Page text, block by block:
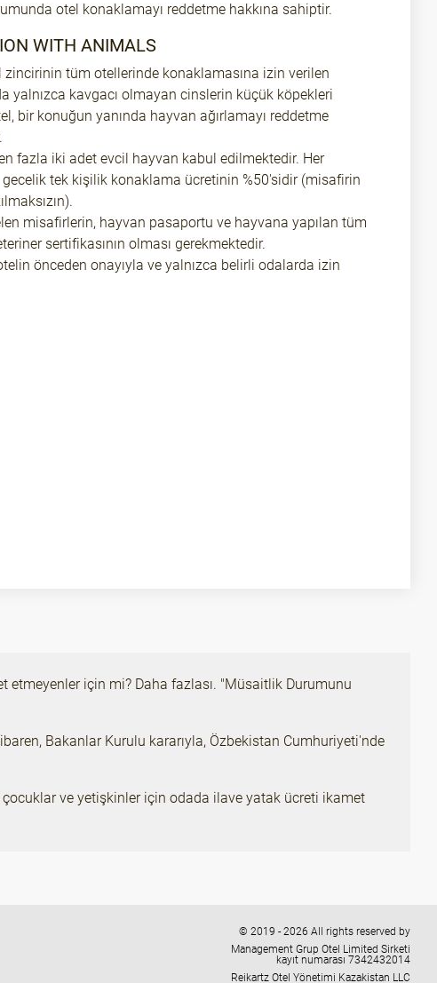
otel konaklamayı reddetme hakkına sahiptir.
WITH ANIMALS
zincirinin tüm otellerinde konaklamasına izin verilen
yalnızca kavgacı olmayan cinslerin küçük köpekleri
bir konuğun yanında hayvan ağırlamayı reddetme
fazla iki adet evcil hayvan kabul edilmektedir. Her
gecelik tek kişilik konaklama ücretinin %50'sidir (misafirin
misafirlerin, hayvan pasaportu ve hayvana yapılan tüm
sertifikasının olması gerekmektedir.
önceden onayıyla ve yalnızca belirli odalarda izin
için mi? Daha fazlası. "Müsaitlik Durumunu
Bakanlar Kurulu kararıyla, Özbekistan Cumhuriyeti'nde
ve yetişkinler için odada ilave yatak ücreti ikamet
© 2019 - 2026 All rights reserved by
Management Grup Otel Limited Sirketi
kayıt numarası 7342432014
Reikartz Otel Yönetimi Kazakistan LLC